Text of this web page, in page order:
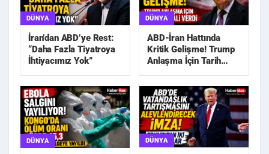
DÜNYA
İran’dan ABD’ye Rest:
“Daha Fazla Tiyatroya
İhtiyacımız Yok”
DÜNYA
ABD-İran Hattında
Kritik Gelişme! Trump
Anlaşma İçin Tarih
DÜNYA DÜNYA